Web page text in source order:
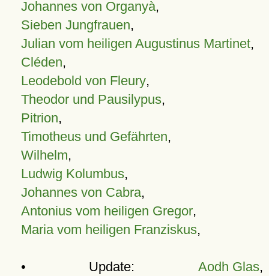
Johannes von Organyà,
Sieben Jungfrauen,
Julian vom heiligen Augustinus Martinet,
Cléden,
Leodebold von Fleury,
Theodor und Pausilypus,
Pitrion,
Timotheus und Gefährten,
Wilhelm,
Ludwig Kolumbus,
Johannes von Cabra,
Antonius vom heiligen Gregor,
Maria vom heiligen Franziskus,
• Update: Aodh Glas,